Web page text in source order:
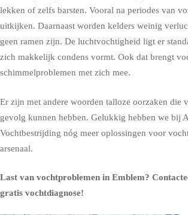
lekken of zelfs barsten. Vooral na periodes van
uitkijken. Daarnaast worden kelders weinig
geen ramen zijn. De luchtvochtigheid ligt er
zich makkelijk condens vormt. Ook dat brengt
schimmelproblemen met zich mee.
Er zijn met andere woorden talloze oorzaken die
gevolg kunnen hebben. Gelukkig hebben we bij
Vochtbestrijding nóg meer oplossingen voor
arsenaal.
Last van vochtproblemen in Emblem?
gratis vochtdiagnose!